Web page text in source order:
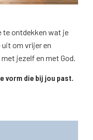
te ontdekken wat je
om vrijer en
jezelf en met God.
vorm die bij jou past.